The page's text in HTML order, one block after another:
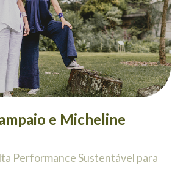
e Micheline
Performance Sustentável para